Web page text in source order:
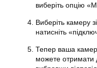
виберіть опцію
Виберіть камеру
натисніть
Тепер ваша
можете отримати